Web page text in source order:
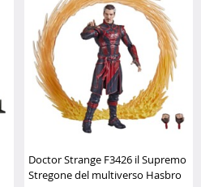
Doctor Strange F3426 il Supremo
Stregone del multiverso Hasbro